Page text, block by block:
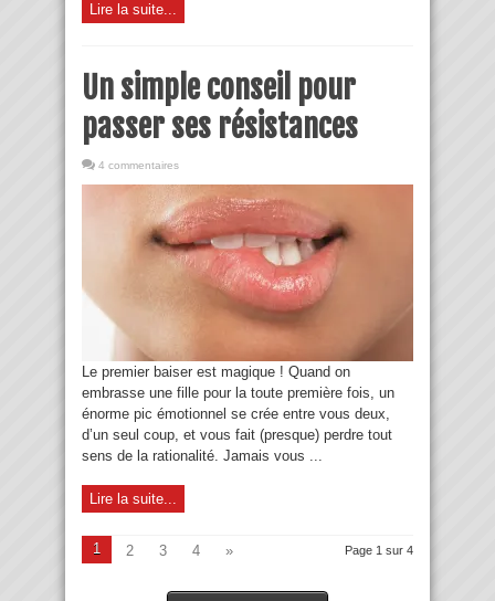
Lire la suite...
Un simple conseil pour
passer ses résistances
4 commentaires
Le premier baiser est magique ! Quand on
embrasse une fille pour la toute première fois, un
énorme pic émotionnel se crée entre vous deux,
d’un seul coup, et vous fait (presque) perdre tout
sens de la rationalité. Jamais vous ...
Lire la suite...
Page 1 sur 4
1 2 3 4 »